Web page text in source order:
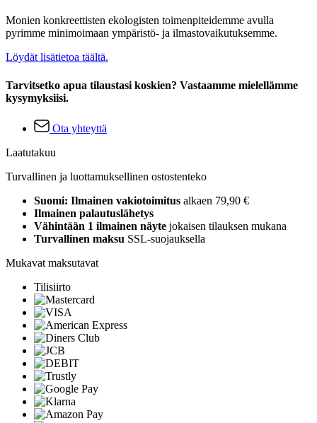
Monien konkreettisten ekologisten toimenpiteidemme avulla
pyrimme minimoimaan ympäristö- ja ilmastovaikutuksemme.
Löydät lisätietoa täältä.
Tarvitsetko apua tilaustasi koskien? Vastaamme mielellämme
kysymyksiisi.
Ota yhteyttä
Laatutakuu
Turvallinen ja luottamuksellinen ostostenteko
Suomi: Ilmainen vakiotoimitus alkaen 79,90 €
Ilmainen palautuslähetys
Vähintään 1 ilmainen näyte jokaisen tilauksen mukana
Turvallinen maksu SSL-suojauksella
Mukavat maksutavat
Tilisiirto